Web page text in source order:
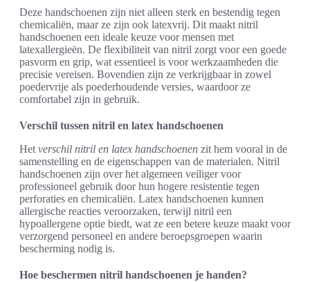
Deze handschoenen zijn niet alleen sterk en bestendig tegen
chemicaliën, maar ze zijn ook latexvrij. Dit maakt nitril
handschoenen een ideale keuze voor mensen met
latexallergieën. De flexibiliteit van nitril zorgt voor een goede
pasvorm en grip, wat essentieel is voor werkzaamheden die
precisie vereisen. Bovendien zijn ze verkrijgbaar in zowel
poedervrije als poederhoudende versies, waardoor ze
comfortabel zijn in gebruik.
Verschil tussen nitril en latex handschoenen
Het verschil nitril en latex handschoenen zit hem vooral in de
samenstelling en de eigenschappen van de materialen. Nitril
handschoenen zijn over het algemeen veiliger voor
professioneel gebruik door hun hogere resistentie tegen
perforaties en chemicaliën. Latex handschoenen kunnen
allergische reacties veroorzaken, terwijl nitril een
hypoallergene optie biedt, wat ze een betere keuze maakt voor
verzorgend personeel en andere beroepsgroepen waarin
bescherming nodig is.
Hoe beschermen nitril handschoenen je handen?